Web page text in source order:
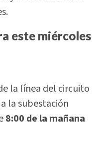
este miércoles
la línea del circuito
la subestación
8:00 de la mañana